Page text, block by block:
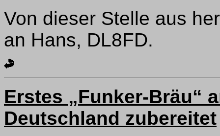
Von dieser Stelle aus
an Hans, DL8FD.
Erstes „Funker-Bräu“
Deutschland zubereitet